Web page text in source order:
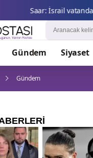
Gündem Siyaset
Gündem